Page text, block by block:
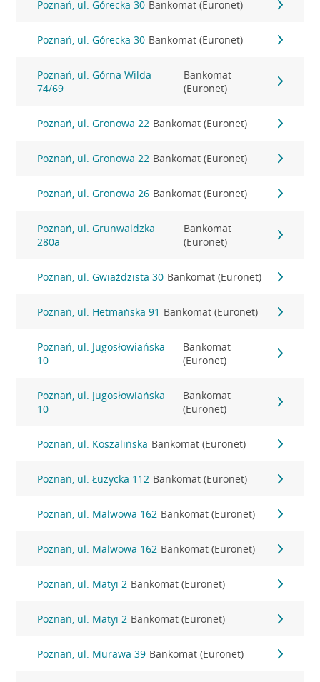
Poznań, ul. Górecka 30 Bankomat (Euronet)
Poznań, ul. Górecka 30 Bankomat (Euronet)
Poznań, ul. Górna Wilda
74/69
Bankomat
(Euronet)
Poznań, ul. Gronowa 22 Bankomat (Euronet)
Poznań, ul. Gronowa 22 Bankomat (Euronet)
Poznań, ul. Gronowa 26 Bankomat (Euronet)
Poznań, ul. Grunwaldzka
280a
Bankomat
(Euronet)
Poznań, ul. Gwiaździsta 30 Bankomat (Euronet)
Poznań, ul. Hetmańska 91 Bankomat (Euronet)
Poznań, ul. Jugosłowiańska
10
Bankomat
(Euronet)
Poznań, ul. Jugosłowiańska
10
Bankomat
(Euronet)
Poznań, ul. Koszalińska Bankomat (Euronet)
Poznań, ul. Łużycka 112 Bankomat (Euronet)
Poznań, ul. Malwowa 162 Bankomat (Euronet)
Poznań, ul. Malwowa 162 Bankomat (Euronet)
Poznań, ul. Matyi 2 Bankomat (Euronet)
Poznań, ul. Matyi 2 Bankomat (Euronet)
Poznań, ul. Murawa 39 Bankomat (Euronet)